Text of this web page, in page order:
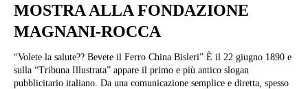
MOSTRA ALLA FONDAZIONE
MAGNANI-ROCCA
“Volete la salute?? Bevete il Ferro China Bisleri” È il 22 giugno 1890 e
sulla “Tribuna Illustrata” appare il primo e più antico slogan
pubblicitario italiano. Da una comunicazione semplice e diretta, spesso